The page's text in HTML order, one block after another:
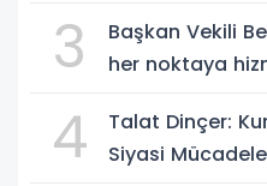
3
Başkan Vekili
her noktaya
4
Talat Dinçer:
Siyasi